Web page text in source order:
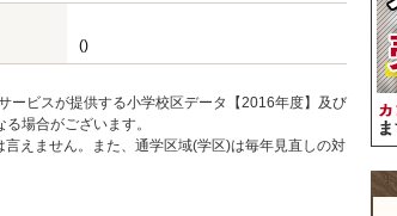
()
ービスが提供する小学校区データ【2016年度】及び
場合がございます。
えません。また、通学区域(学区)は毎年見直しの対